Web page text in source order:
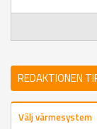
REDAKTIONEN
Välj värmesystem